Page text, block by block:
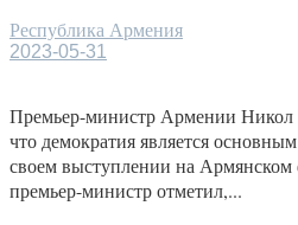
Республика Армения
2023-05-31
Премьер-министр Армении Никол
что демократия является
своем выступлении на Армянском
премьер-министр отметил,...